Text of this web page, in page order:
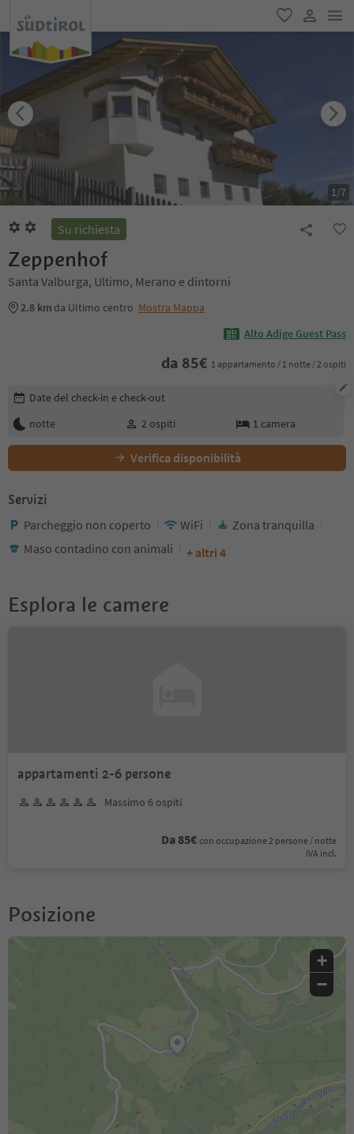
favoriti
user link
1/7
Su richiesta
Zeppenhof
Santa Valburga, Ultimo, Merano e dintorni
2.8 km da Ultimo centro Mostra Mappa
Alto Adige Guest Pass
da 85€ 1 appartamento / 1 notte / 2 ospiti
Modifica i dettagli della prenotazione
Date del check-in e check-out
notte
2 ospiti 1 camera
Verifica disponibilità
Servizi
Parcheggio non coperto WiFi
Zona tranquilla
Maso contadino con animali
+ altri 4
Esplora le camere
appartamenti 2-6 persone
Massimo 6 ospiti
Da 85€ con occupazione 2 persone / notte
IVA incl.
Posizione
+
−